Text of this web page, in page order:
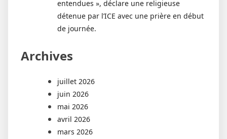
entendues », déclare une religieuse
détenue par l’ICE avec une prière en début
de journée.
Archives
juillet 2026
juin 2026
mai 2026
avril 2026
mars 2026